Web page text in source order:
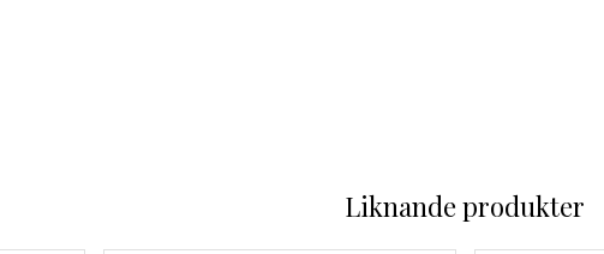
Liknande produkter